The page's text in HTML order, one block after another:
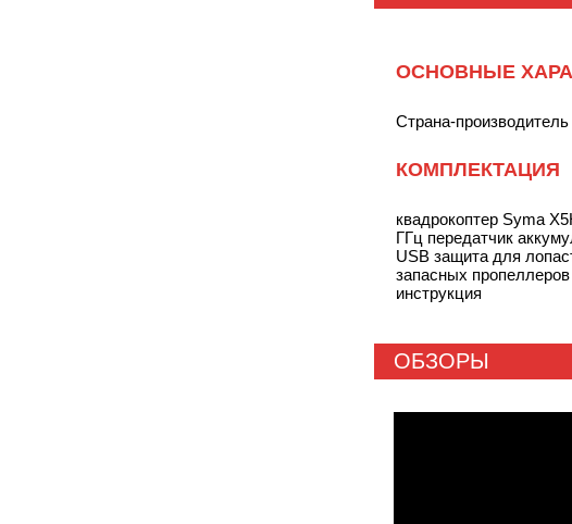
ОСНОВНЫЕ
Страна-производитель
КОМПЛЕКТАЦИЯ
квадрокоптер Syma
ГГц передатчик
USB защита для
запасных
инструкция
ОБЗОРЫ